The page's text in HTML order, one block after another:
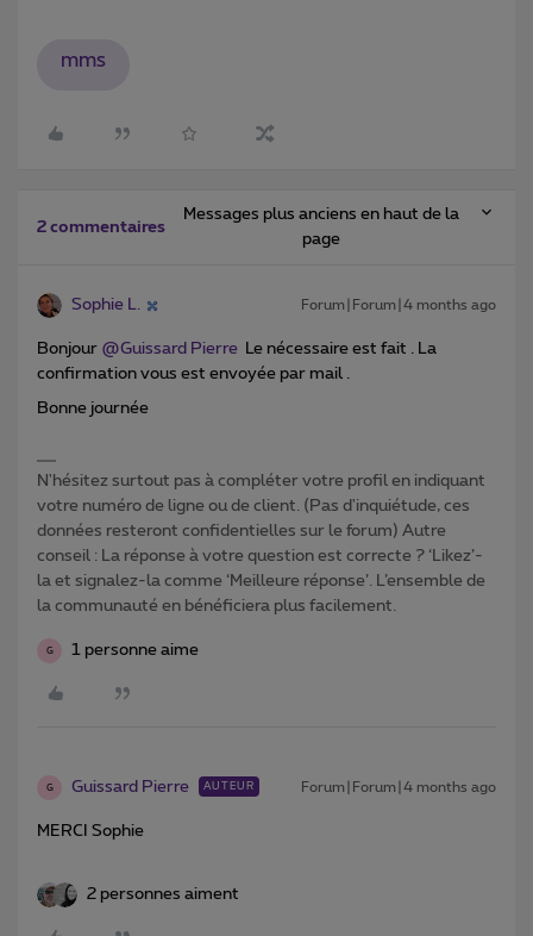
mms
2 commentaires
Messages plus anciens en haut de la
page
Sophie L. Forum|Forum|4 months ago
Bonjour ​ @Guissard Pierre Le nécessaire est fait . La
confirmation vous est envoyée par mail .
Bonne journée
N'hésitez surtout pas à compléter votre profil en indiquant
votre numéro de ligne ou de client. (Pas d'inquiétude, ces
données resteront confidentielles sur le forum) Autre
conseil : La réponse à votre question est correcte ? ‘Likez’-
la et signalez-la comme ‘Meilleure réponse’. L’ensemble de
la communauté en bénéficiera plus facilement.
G 1 personne aime
G Guissard Pierre AUTEUR Forum|Forum|4 months ago
MERCI Sophie
2 personnes aiment